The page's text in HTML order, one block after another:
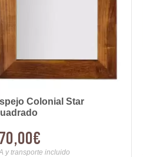
Colonial Star
y transporte incluido